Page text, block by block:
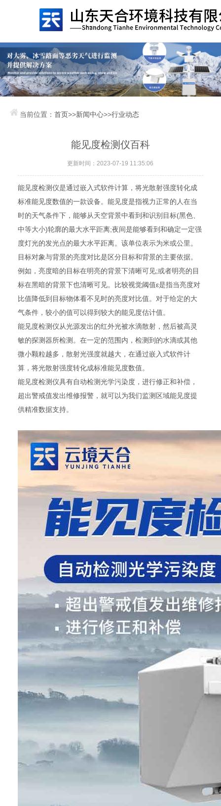
当前位置：首页>>新闻中心>>行业动态
能见度检测仪百科
更新时间：2023-07-19 11:35:06
能见度检测仪是通过嵌入式软件计算，将光散射强度转化成
标准能见度数值的一款设备。能见度是指视力正常的人在当
时的天气条件下，能够从天空背景中看到和识别目标(黑色、
中等大小)轮廓的最大水平距离;夜间是能够看到和确定一定强
度灯光的发光点的最大水平距离。该单位表示为米或公里。
目标对象与背景的亮度对比是区分目标和背景的主要依据。
例如，亮度暗的目标在明亮的背景下清晰可见;或者明亮的目
标在黑暗的背景下也清晰可见。比较视觉阈值ε是指当亮度对
比值降低到目标物体看不见时的亮度对比值。对于给定的大
气条件，较小的值可以得到较大的能见度估计值。
能见度检测仪从光源发出的红外光被水滴散射，然后被高灵
敏的探测器所检测。在一定的范围内，检测到的水滴或其他
微小颗粒越多，散射光强度就越大，在通过嵌入式软件计
算，将光散射强度转化成标准能见度数值。
能见度检测仪具有自动检测光学污染度，进行修正和补偿，
超出警戒值发出维修报警，就可以为我们监测区域能见度提
供精准数据支持。